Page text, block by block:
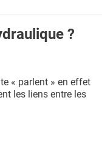
?
« parlent » en effet
les liens entre les